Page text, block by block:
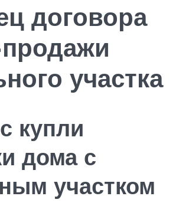
договора
участка
купли
дома с
участком